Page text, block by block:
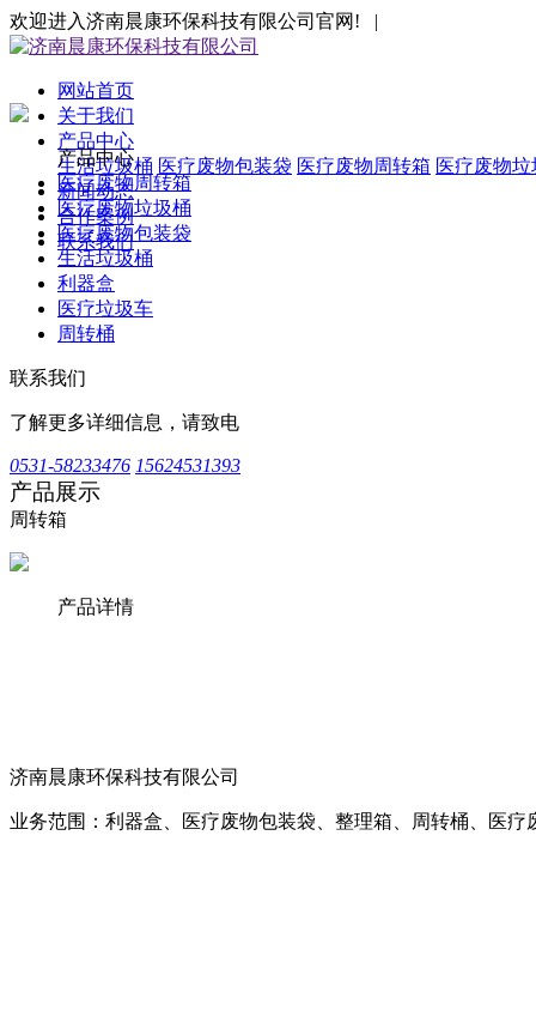
欢迎进入济南晨康环保科技有限公司官网! |
网站首页
关于我们
产品中心
生活垃圾桶 医疗废物包装袋 医疗废物周转箱 医疗废物垃
新闻动态
合作案例
联系我们
产品中心
医疗废物周转箱
医疗废物垃圾桶
医疗废物包装袋
生活垃圾桶
利器盒
医疗垃圾车
周转桶
联系我们
了解更多详细信息，请致电
0531-58233476 15624531393
产品展示
周转箱
产品详情
济南晨康环保科技有限公司
业务范围：利器盒、医疗废物包装袋、整理箱、周转桶、医